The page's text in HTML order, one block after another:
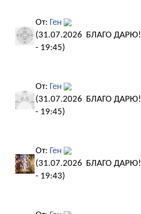
От: Ген
(31.07.2026
- 19:45)
БЛАГО ДАРЮ!
От: Ген
(31.07.2026
- 19:45)
БЛАГО ДАРЮ!
От: Ген
(31.07.2026
- 19:43)
БЛАГО ДАРЮ!